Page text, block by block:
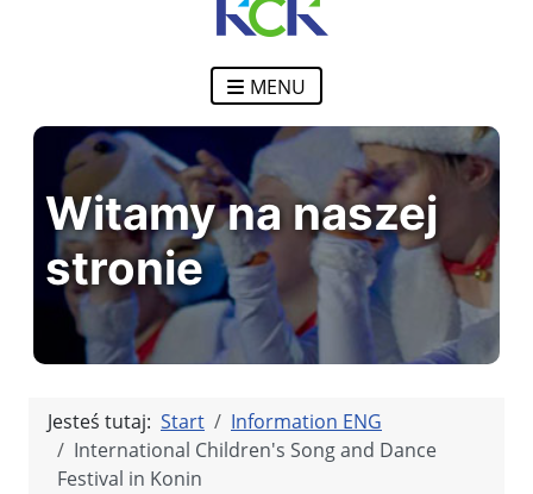
MENU
Witamy na naszej
stronie
Jesteś tutaj: Start
Information ENG
International Children's Song and Dance
Festival in Konin